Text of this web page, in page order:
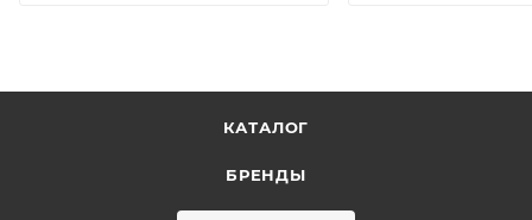
КАТАЛОГ
БРЕНДЫ